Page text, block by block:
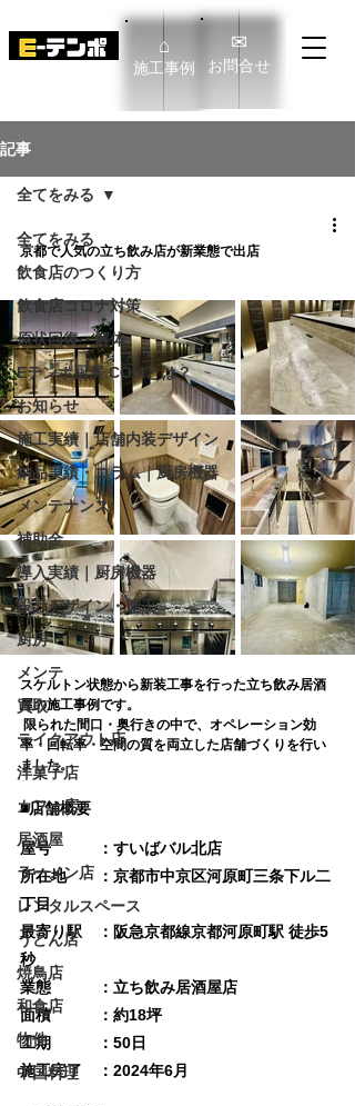
✉
​お問合せ
⌂
​施工事例
記事
全てをみる
飲食店のつくり方
飲食店コロナ対策
原状回復・解体
Eテンポ厨房.COMとは？
お知らせ
施工実績｜店舗内装デザイン
納品実績・コラム｜厨房機器
メンテナンス
補助金
導入実績｜厨房機器
設計デザイン・施工
厨房
メンテ
買取
テイクアウト店
洋菓子店
カフェ店
居酒屋
ラーメン店
レンタルスペース
うどん店
焼鳥店
和食店
物件
中国料理
全てをみる
京都で人気の立ち飲み店が新業態で出店
スケルトン状態から新装工事を行った立ち飲み居酒
屋の施工事例です。
限られた間口・奥行きの中で、 オペレーション効
率・回転率・空間の質を両立した店舗づくりを行い
ました。
■店舗概要
屋号　　　：すいばバル北店
所在地　　：京都市中京区河原町三条下ル二
丁目
最寄り駅　：阪急京都線京都河原町駅 徒歩5
秒
業態　　　：立ち飲み居酒屋店
面積　　　：約18坪
工期　　　：50日
施工完了　：2024年6月